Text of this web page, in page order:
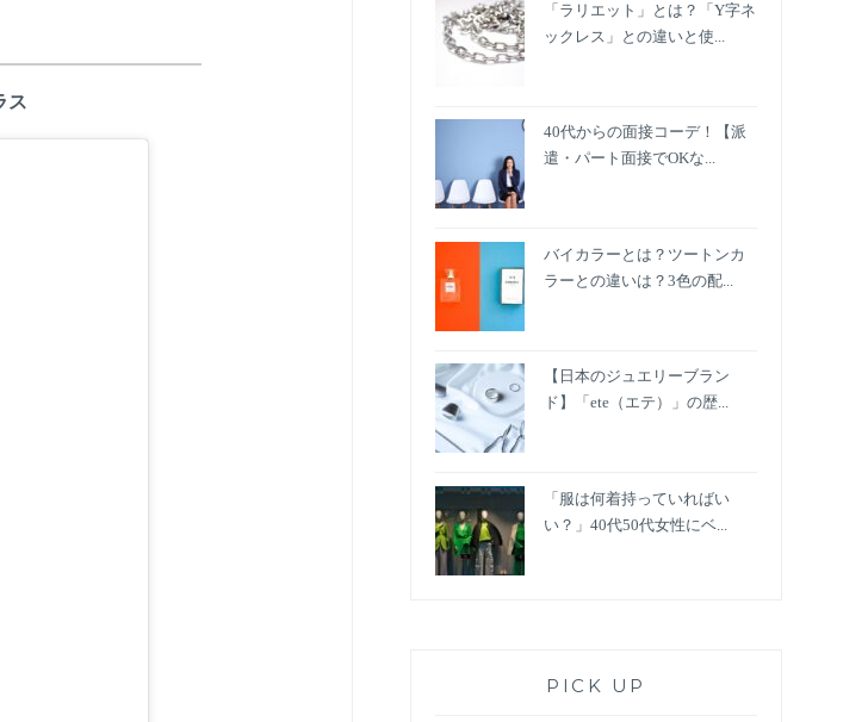
ス
「ラリエット」とは？「Y字ネ
ックレス」との違いと使...
40代からの面接コーデ！【派
遣・パート面接でOKな...
バイカラーとは？ツートンカ
ラーとの違いは？3色の配...
【日本のジュエリーブラン
ド】「ete（エテ）」の歴...
「服は何着持っていればい
い？」40代50代女性にベ...
PICK UP